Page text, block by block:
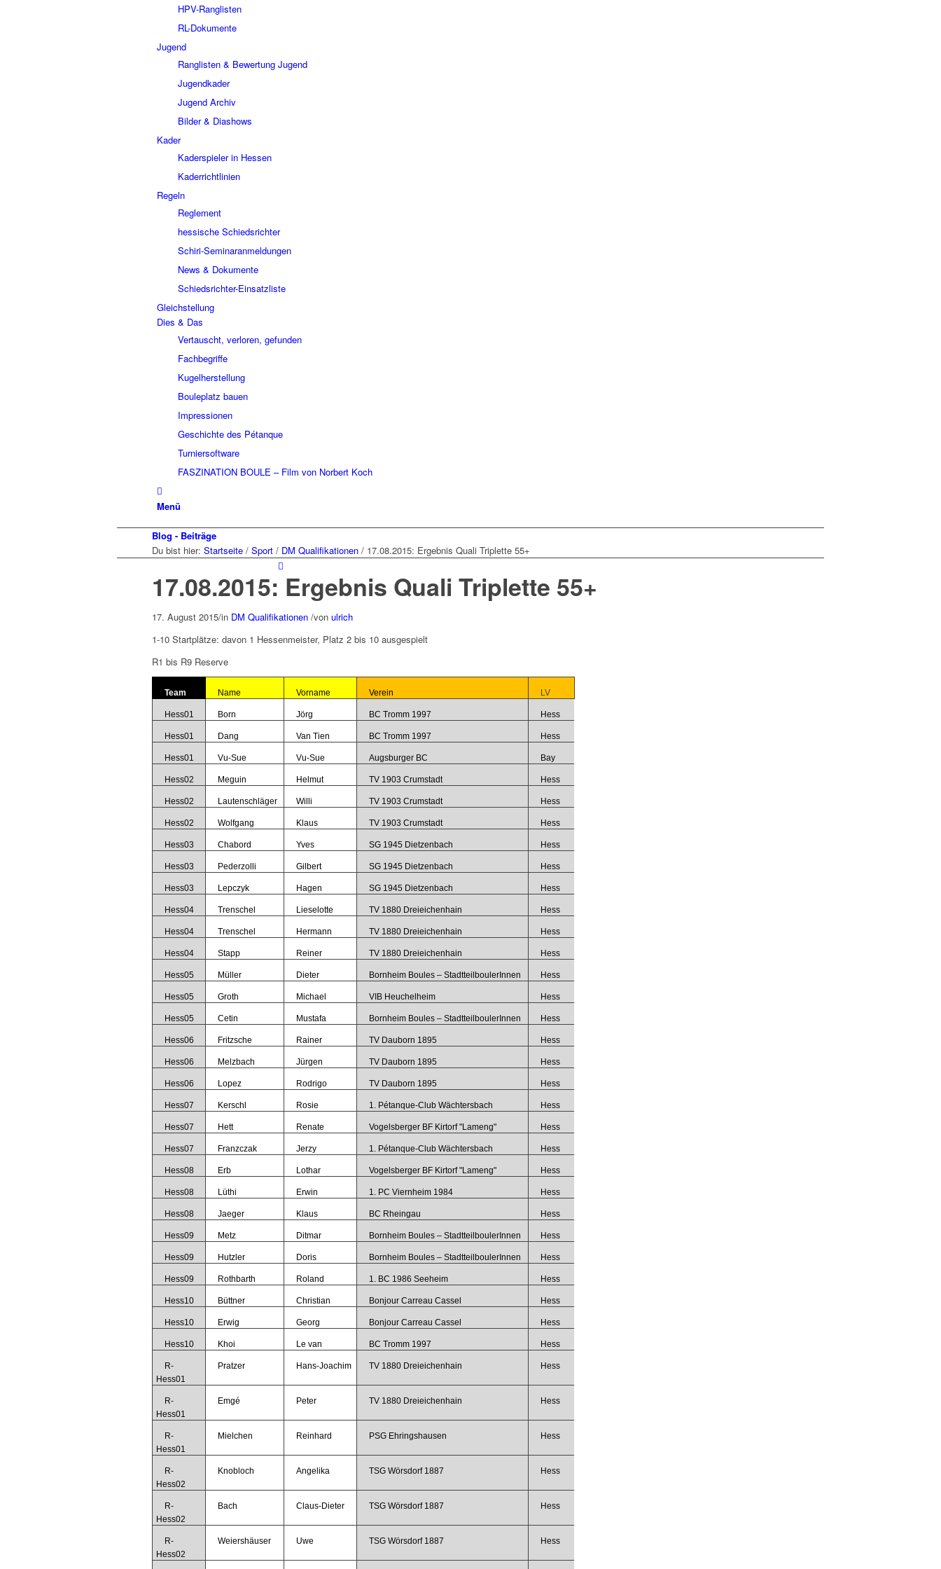
HPV-Ranglisten
RL-Dokumente
Jugend
Ranglisten & Bewertung Jugend
Jugendkader
Jugend Archiv
Bilder & Diashows
Kader
Kaderspieler in Hessen
Kaderrichtlinien
Regeln
Reglement
hessische Schiedsrichter
Schiri-Seminaranmeldungen
News & Dokumente
Schiedsrichter-Einsatzliste
Gleichstellung
Dies & Das
Vertauscht, verloren, gefunden
Fachbegriffe
Kugelherstellung
Bouleplatz bauen
Impressionen
Geschichte des Pétanque
Turniersoftware
FASZINATION BOULE – Film von Norbert Koch
Menü
Blog - Beiträge
Du bist hier: Startseite / Sport / DM Qualifikationen / 17.08.2015: Ergebnis Quali Triplette 55+
17.08.2015: Ergebnis Quali Triplette 55+
17. August 2015/in DM Qualifikationen /von ulrich
1-10 Startplätze: davon 1 Hessenmeister, Platz 2 bis 10 ausgespielt
R1 bis R9 Reserve
Team Name Vorname Verein LV
Hess01 Born Jörg BC Tromm 1997 Hess
Hess01 Dang Van Tien BC Tromm 1997 Hess
Hess01 Vu-Sue Vu-Sue Augsburger BC Bay
Hess02 Meguin Helmut TV 1903 Crumstadt Hess
Hess02 Lautenschläger Willi TV 1903 Crumstadt Hess
Hess02 Wolfgang Klaus TV 1903 Crumstadt Hess
Hess03 Chabord Yves SG 1945 Dietzenbach Hess
Hess03 Pederzolli Gilbert SG 1945 Dietzenbach Hess
Hess03 Lepczyk Hagen SG 1945 Dietzenbach Hess
Hess04 Trenschel Lieselotte TV 1880 Dreieichenhain Hess
Hess04 Trenschel Hermann TV 1880 Dreieichenhain Hess
Hess04 Stapp Reiner TV 1880 Dreieichenhain Hess
Hess05 Müller Dieter Bornheim Boules – StadtteilboulerInnen Hess
Hess05 Groth Michael VIB Heuchelheim Hess
Hess05 Cetin Mustafa Bornheim Boules – StadtteilboulerInnen Hess
Hess06 Fritzsche Rainer TV Dauborn 1895 Hess
Hess06 Melzbach Jürgen TV Dauborn 1895 Hess
Hess06 Lopez Rodrigo TV Dauborn 1895 Hess
Hess07 Kerschl Rosie 1. Pétanque-Club Wächtersbach Hess
Hess07 Hett Renate Vogelsberger BF Kirtorf "Lameng" Hess
Hess07 Franzczak Jerzy 1. Pétanque-Club Wächtersbach Hess
Hess08 Erb Lothar Vogelsberger BF Kirtorf "Lameng" Hess
Hess08 Lüthi Erwin 1. PC Viernheim 1984 Hess
Hess08 Jaeger Klaus BC Rheingau Hess
Hess09 Metz Ditmar Bornheim Boules – StadtteilboulerInnen Hess
Hess09 Hutzler Doris Bornheim Boules – StadtteilboulerInnen Hess
Hess09 Rothbarth Roland 1. BC 1986 Seeheim Hess
Hess10 Büttner Christian Bonjour Carreau Cassel Hess
Hess10 Erwig Georg Bonjour Carreau Cassel Hess
Hess10 Khoi Le van BC Tromm 1997 Hess
R-
Hess01
Pratzer Hans-Joachim TV 1880 Dreieichenhain Hess
R-
Hess01
Emgé Peter TV 1880 Dreieichenhain Hess
R-
Hess01
Mielchen Reinhard PSG Ehringshausen Hess
R-
Hess02
Knobloch Angelika TSG Wörsdorf 1887 Hess
R-
Hess02
Bach Claus-Dieter TSG Wörsdorf 1887 Hess
R-
Hess02
Weiershäuser Uwe TSG Wörsdorf 1887 Hess